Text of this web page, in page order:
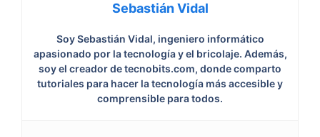
Sebastián Vidal
Soy Sebastián Vidal, ingeniero informático
apasionado por la tecnología y el bricolaje. Además,
soy el creador de tecnobits.com, donde comparto
tutoriales para hacer la tecnología más accesible y
comprensible para todos.